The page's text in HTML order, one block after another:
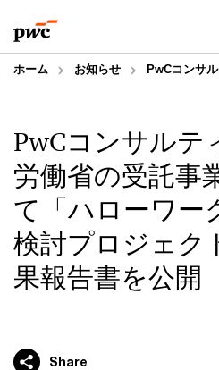
to
content
to
footer
ホーム お知らせ PwCコンサ
PwCコンサルテ
労働省の受託事
て「ハローワー
検討プロジェク
果報告書を公開
Share